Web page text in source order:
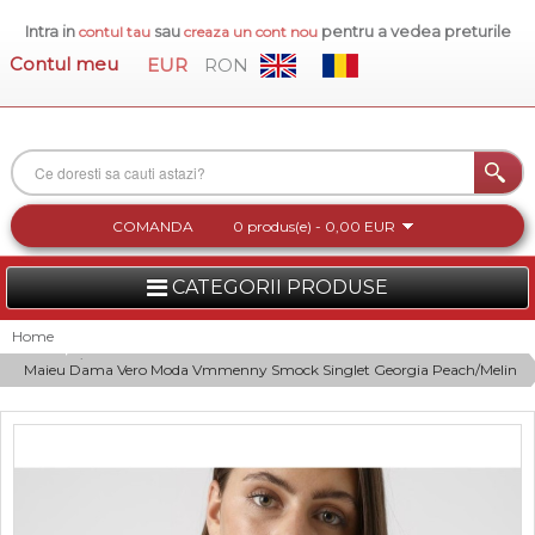
Intra in contul tausau creaza un cont nou pentru a vedea preturile
Contul meu EUR RON
COMANDA 0 produs(e) - 0,00 EUR
CATEGORII PRODUSE
FEMEI
BARBATI
Home
Maieu Dama Vero Moda Vmmenny Smock Singlet Georgia Peach/Melin